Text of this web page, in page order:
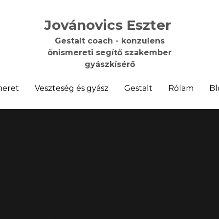
Jovánovics Eszter
Gestalt coach - konzulens
önismereti segítő szakember
gyászkísérő
Veszteség és gyász Gestalt Rólam
Jovánovics Eszter
Gestalt coach - konzulens
önismereti segítő szakember
gyászkísérő
Veszteség és gyász Gestalt Rólam